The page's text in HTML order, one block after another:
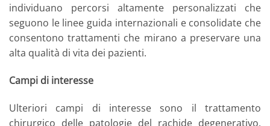
individuano percorsi altamente personalizzati che
seguono le linee guida internazionali e consolidate che
consentono trattamenti che mirano a preservare una
alta qualità di vita dei pazienti.
Campi di interesse
Ulteriori campi di interesse sono il trattamento
chirurgico delle patologie del rachide degenerativo,